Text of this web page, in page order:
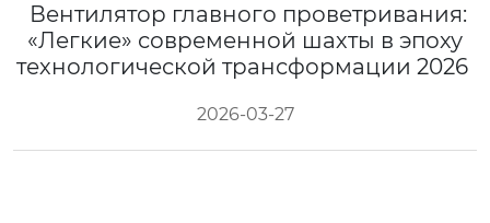
Вентилятор главного проветривания:
«Легкие» современной шахты в эпоху
технологической трансформации 2026
2026-03-27